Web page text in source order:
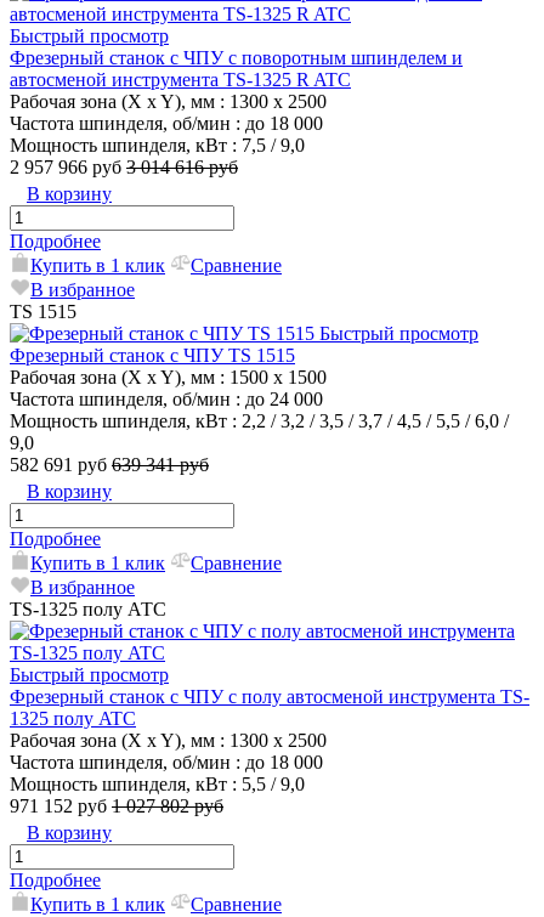
Быстрый просмотр
Фрезерный станок с ЧПУ с поворотным шпинделем и
автосменой инструмента TS-1325 R ATC
Рабочая зона (X x Y), мм : 1300 x 2500
Частота шпинделя, об/мин : до 18 000
Мощность шпинделя, кВт : 7,5 / 9,0
2 957 966 руб 3 014 616 руб
В корзину
Подробнее
Купить в 1 клик
Сравнение
В избранное
TS 1515
Быстрый просмотр
Фрезерный станок с ЧПУ TS 1515
Рабочая зона (X x Y), мм : 1500 x 1500
Частота шпинделя, об/мин : до 24 000
Мощность шпинделя, кВт : 2,2 / 3,2 / 3,5 / 3,7 / 4,5 / 5,5 / 6,0 /
9,0
582 691 руб 639 341 руб
В корзину
Подробнее
Купить в 1 клик
Сравнение
В избранное
TS-1325 полу АТС
Быстрый просмотр
Фрезерный станок с ЧПУ с полу автосменой инструмента TS-
1325 полу ATC
Рабочая зона (X x Y), мм : 1300 x 2500
Частота шпинделя, об/мин : до 18 000
Мощность шпинделя, кВт : 5,5 / 9,0
971 152 руб 1 027 802 руб
В корзину
Подробнее
Купить в 1 клик
Сравнение